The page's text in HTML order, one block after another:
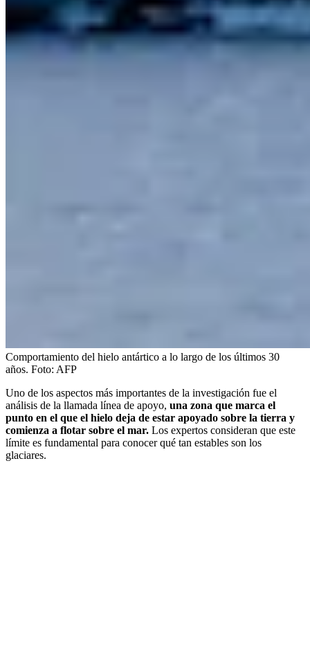
Comportamiento del hielo antártico a lo largo de los últimos 30
años. Foto: AFP
Uno de los aspectos más importantes de la investigación fue el
análisis de la llamada línea de apoyo, una zona que marca el
punto en el que el hielo deja de estar apoyado sobre la tierra y
comienza a flotar sobre el mar. Los expertos consideran que este
límite es fundamental para conocer qué tan estables son los
glaciares.